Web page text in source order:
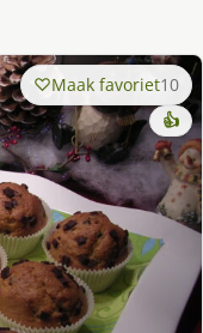
Maak favoriet10
👍